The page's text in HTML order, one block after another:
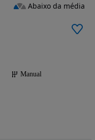
Manual
Abaixo da média